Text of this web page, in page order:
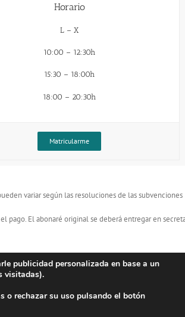
Horario
L – X
10:00 – 12:30h
15:30 – 18:00h
18:00 – 20:30h
Matricularme
variar según las resoluciones de las subvenciones
pago. El abonaré original se deberá entregar en
Gasteiz, Araba | 945 28 41 96 | hegoalde@hegoalde-
publicidad personalizada en base a un
visitadas).
o rechazar su uso pulsando el botón